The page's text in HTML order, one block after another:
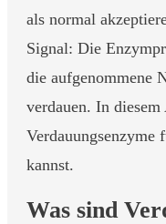
als normal
Signal: Die
die aufgenommene
verdauen. In
Verdauungsenzyme
kannst.
Was sind